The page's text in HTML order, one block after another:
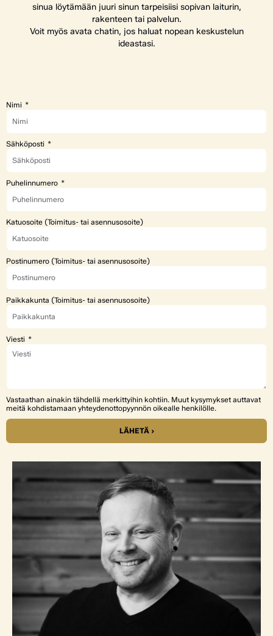
sinua löytämään juuri sinun tarpeisiisi sopivan laiturin,
rakenteen tai palvelun.
Voit myös avata chatin, jos haluat nopean keskustelun
ideastasi.
Nimi
Sähköposti
Puhelinnumero
Katuosoite (Toimitus- tai asennusosoite)
Postinumero (Toimitus- tai asennusosoite)
Paikkakunta (Toimitus- tai asennusosoite)
Viesti
Vastaathan ainakin tähdellä merkittyihin kohtiin. Muut kysymykset auttavat
meitä kohdistamaan yhteydenottopyynnön oikealle henkilölle.
LÄHETÄ ›